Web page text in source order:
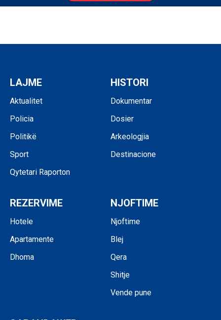
LAJME
Aktualitet
Policia
Politikë
Sport
Qytetari Raporton
HISTORI
Dokumentar
Dosier
Arkeologjia
Destinacione
REZERVIME
Hotele
Apartamente
Dhoma
NJOFTIME
Njoftime
Blej
Qera
Shitje
Vende pune